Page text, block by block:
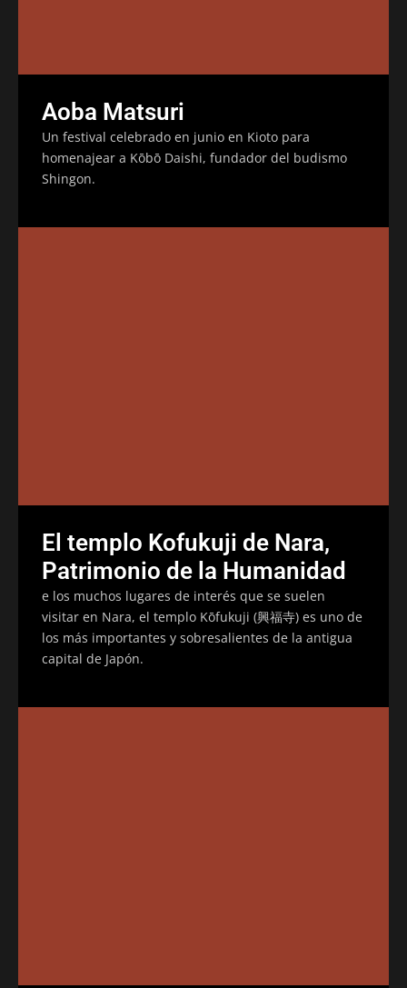
Aoba Matsuri
Un festival celebrado en junio en Kioto para
homenajear a Kōbō Daishi, fundador del budismo
Shingon.
El templo Kofukuji de Nara,
Patrimonio de la Humanidad
e los muchos lugares de interés que se suelen
visitar en Nara, el templo Kōfukuji (興福寺) es uno de
los más importantes y sobresalientes de la antigua
capital de Japón.